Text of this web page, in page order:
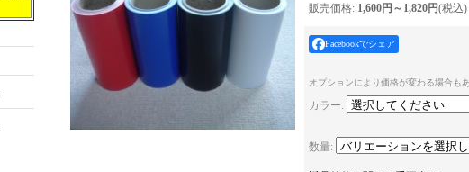
販売価格: 1,600円～1,820円(税込)
Facebookでシェア
オプションにより価格が変わる場合もあ
カラー:
数量: